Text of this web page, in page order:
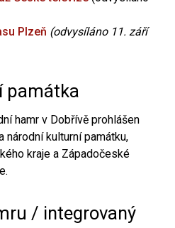
Plzeň (odvysíláno 11. září
památka
hamr v Dobřívě prohlášen
kulturní památku,
kraje a Západočeské
/ integrovaný